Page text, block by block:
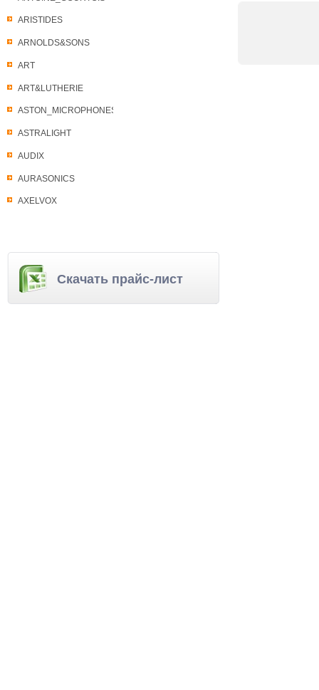
ARISTIDES
ARNOLDS&SONS
ART
ART&LUTHERIE
ASTON_MICROPHONES
ASTRALIGHT
AUDIX
AURASONICS
AXELVOX
Скачать прайс-лист